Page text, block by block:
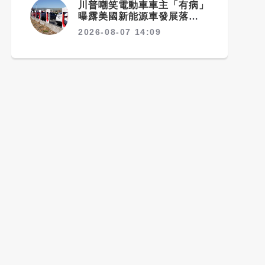
川普嘲笑電動車車主「有病」
曝露美國新能源車發展落後中
國的關鍵
2026-08-07 14:09